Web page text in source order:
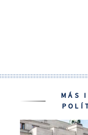
MÁS